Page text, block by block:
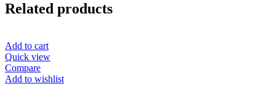
Related products
Add to cart
Quick view
Compare
Add to wishlist